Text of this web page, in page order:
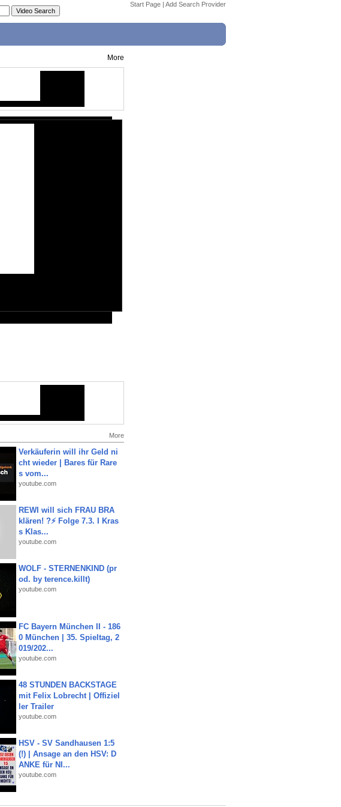
Start Page | Add Search Provider
More
More
Verkäuferin will ihr Geld ni
cht wieder | Bares für Rare
s vom...
youtube.com
REWI will sich FRAU BRA
klären! ?⚡️ Folge 7.3. I Kras
s Klas...
youtube.com
WOLF - STERNENKIND (pr
od. by terence.killt)
youtube.com
FC Bayern München II - 186
0 München | 35. Spieltag, 2
019/202...
youtube.com
48 STUNDEN BACKSTAGE
mit Felix Lobrecht | Offiziel
ler Trailer
youtube.com
HSV - SV Sandhausen 1:5
(!) | Ansage an den HSV: D
ANKE für NI...
youtube.com